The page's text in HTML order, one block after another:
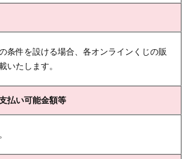
条件を設ける場合、各オンラインくじの販
いたします。
払い可能金額等